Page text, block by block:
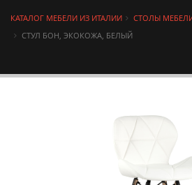
КАТАЛОГ МЕБЕЛИ ИЗ ИТАЛИИ
СТОЛЫ
СТУЛ БОН, ЭКОКОЖА, БЕЛЫЙ